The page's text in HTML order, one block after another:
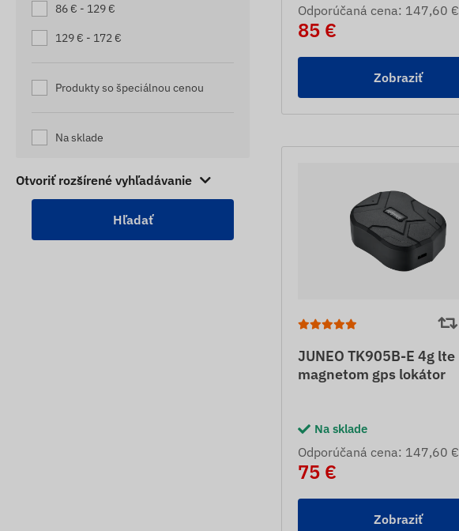
KARAVANY
STAVEBNÉ SLEDOVAČE
STROJOVÉ SLEDOVAČE
86 € - 129 €
129 € - 172 €
Produkty so špeciálnou cenou
Na sklade
Otvoriť rozšírené vyhľadávanie
Odporúčaná cena: 147,60 €
85 €
Zobraziť
JUNEO TK905B-E 4g lte
magnetom gps lokátor
Na sklade
Odporúčaná cena: 147,60 €
75 €
Zobraziť